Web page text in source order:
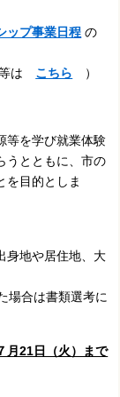
ップ事業日程 の
等は こちら ）
等を学び就業体験
うとともに、市の
を目的としま
身地や居住地、大
場合は書類選考に
月21日（火）まで